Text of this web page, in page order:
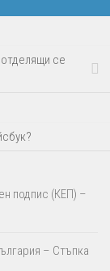
се
подпис (КЕП) –
– Стъпка